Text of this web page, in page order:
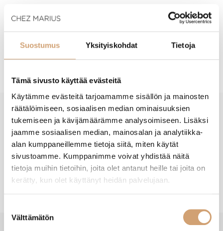
Suostumus Yksityiskohdat Tietoja
Tämä sivusto käyttää evästeitä
Käytämme evästeitä tarjoamamme sisällön ja mainosten
räätälöimiseen, sosiaalisen median ominaisuuksien
tukemiseen ja kävijämäärämme analysoimiseen. Lisäksi
jaamme sosiaalisen median, mainosalan ja analytiikka-
alan kumppaneillemme tietoja siitä, miten käytät
sivustoamme. Kumppanimme voivat yhdistää näitä
tietoja muihin tietoihin, joita olet antanut heille tai joita on
kerätty, kun olet käyttänyt heidän palvelujaan.
valinta
Välttämätön
Tuotekuvaus
- Tuotteesta ei ole vielä arvosteluja -
New content loaded